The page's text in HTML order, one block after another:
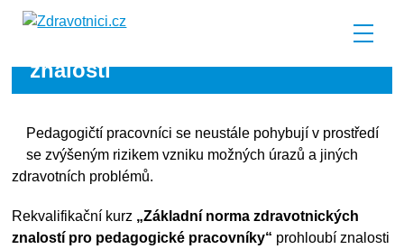
Základní norma zdravotnických
znalostí
Pedagogičtí pracovníci se neustále pohybují v prostředí
se zvýšeným rizikem vzniku možných úrazů a jiných
zdravotních problémů.
Rekvalifikační kurz „Základní norma zdravotnických
znalostí pro pedagogické pracovníky“ prohloubí znalosti